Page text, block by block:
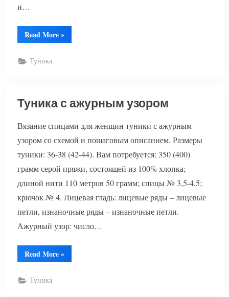
и…
Read More“Туника
в
»
Туника
Туника с ажурным узором
Вязание спицами для женщин туники с ажурным
узором со схемой и пошаговым описанием. Размеры
туники: 36-38 (42-44). Вам потребуется: 350 (400)
грамм серой пряжи, состоящей из 100% хлопка;
длиной нити 110 метров 50 грамм; спицы № 3,5-4,5;
крючок № 4. Лицевая гладь: лицевые ряды – лицевые
петли, изнаночные ряды – изнаночные петли.
Ажурный узор: число…
Read More“Туника
с
»
Туника